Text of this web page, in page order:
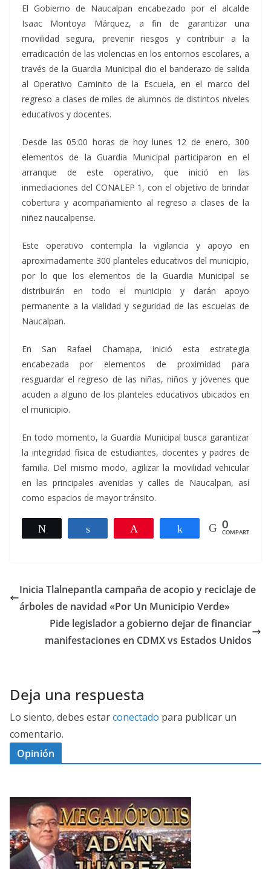
El Gobierno de Naucalpan encabezado por el alcalde
Isaac Montoya Márquez, a fin de garantizar una
movilidad segura, prevenir riesgos y contribuir a la
erradicación de las violencias en los entornos escolares, a
través de la Guardia Municipal dio el banderazo de salida
al Operativo Caminito de la Escuela, en el marco del
regreso a clases de miles de alumnos de distintos niveles
educativos y docentes.
Desde las 05:00 horas de hoy lunes 12 de enero, 300
elementos de la Guardia Municipal participaron en el
arranque de este operativo, que inició en las
inmediaciones del CONALEP 1, con el objetivo de brindar
cobertura y acompañamiento al regreso a clases de la
niñez naucalpense.
Este operativo contempla la vigilancia y apoyo en
aproximadamente 300 planteles educativos del municipio,
por lo que los elementos de la Guardia Municipal se
distribuirán en todo el municipio y darán apoyo
permanente a la vialidad y seguridad de las escuelas de
Naucalpan.
En San Rafael Chamapa, inició esta estrategia
encabezada por elementos de proximidad para
resguardar el regreso de las niñas, niños y jóvenes que
acuden a alguno de los planteles educativos ubicados en
el municipio.
En todo momento, la Guardia Municipal busca garantizar
la integridad física de estudiantes, docentes y padres de
familia. Del mismo modo, agilizar la movilidad vehicular
en las principales avenidas y calles de Naucalpan, así
como espacios de mayor tránsito.
Compartir Compartir
0
COMPARTIR
Inicia Tlalnepantla campaña de acopio y reciclaje de
árboles de navidad «Por Un Municipio Verde»
Pide legislador a gobierno dejar de financiar
manifestaciones en CDMX vs Estados Unidos
Deja una respuesta
Lo siento, debes estarconectado para publicar un
comentario.
Opinión
I
C
E
N
P
O
E
G
A
L
Ó